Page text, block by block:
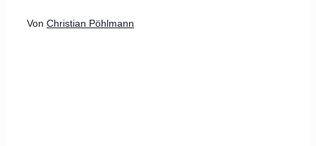
Von Christian Pöhlmann